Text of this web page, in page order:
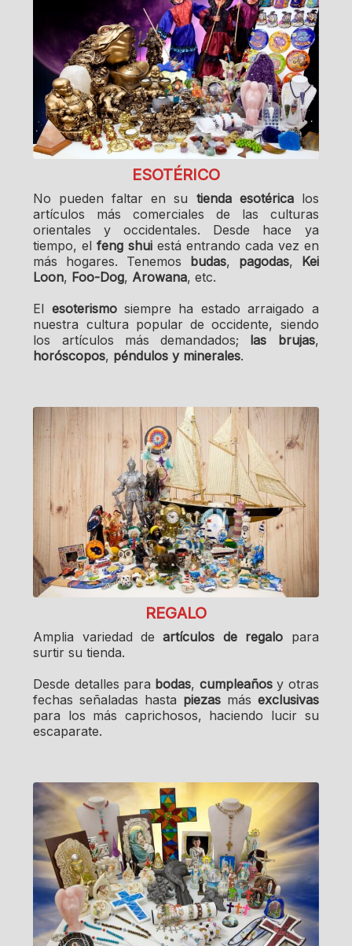
ESOTÉRICO
No pueden faltar en su tienda esotéricalos
artículos más comerciales de las culturas
orientales y occidentales. Desde hace ya
tiempo, elfeng shui está entrando cada vez en
más hogares. Tenemos
budas, pagodas,
Kei
Loon, Foo-Dog, Arowana, etc.
El esoterismosiempre ha estado arraigado a
nuestra cultura popular de occidente, siendo
los artículos más demandados; las brujas,
horóscopos, péndulos y minerales.
REGALO
Amplia variedad deartículos de regalo para
surtir su tienda.
Desde detalles para bodas, cumpleañosy otras
fechas señaladas hasta piezasmás exclusivas
para los más caprichosos, haciendo lucir su
escaparate.